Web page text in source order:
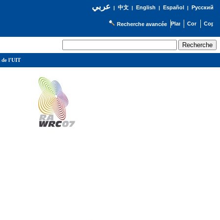
عربي| 中文| English | Español | Русский
Recherche avancée
de l'UIT